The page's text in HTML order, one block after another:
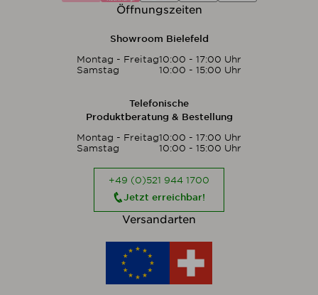
Öffnungszeiten
Showroom Bielefeld
Montag - Freitag10:00 - 17:00 Uhr
Samstag
10:00 - 15:00 Uhr
Telefonische
Produktberatung & Bestellung
Montag - Freitag10:00 - 17:00 Uhr
Samstag
10:00 - 15:00 Uhr
+49 (0)521 944 1700
Jetzt erreichbar!
Versandarten